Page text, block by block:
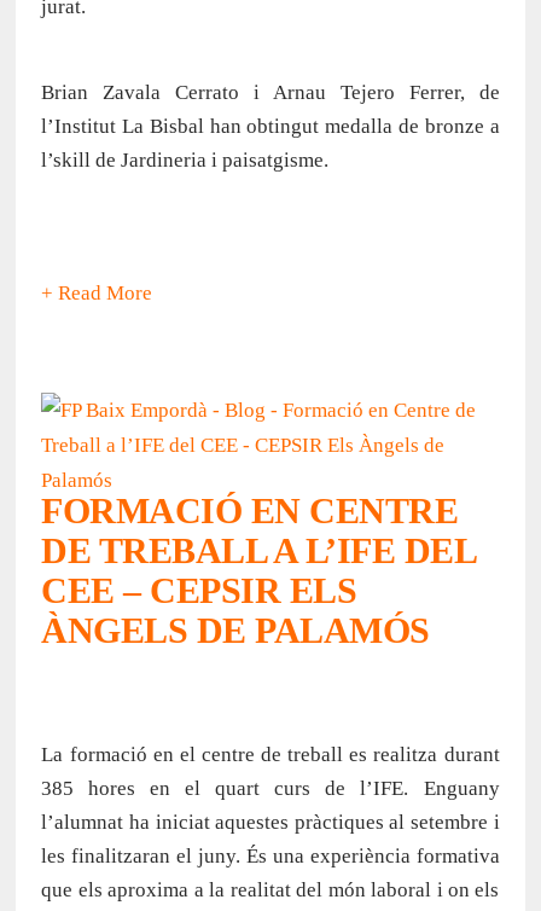
jurat.
Brian Zavala Cerrato i Arnau Tejero Ferrer, de
l’Institut La Bisbal han obtingut medalla de bronze a
l’skill de Jardineria i paisatgisme.
+ Read More
FORMACIÓ EN CENTRE
DE TREBALL A L’IFE DEL
CEE – CEPSIR ELS
ÀNGELS DE PALAMÓS
La formació en el centre de treball es realitza durant
385 hores en el quart curs de l’IFE. Enguany
l’alumnat ha iniciat aquestes pràctiques al setembre i
les finalitzaran el juny. És una experiència formativa
que els aproxima a la realitat del món laboral i on els